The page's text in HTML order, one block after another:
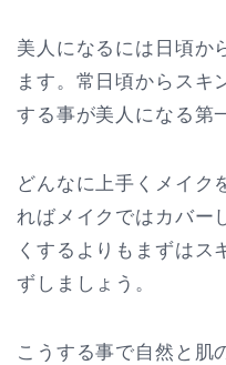
美人になるには日頃か
ます。常日頃からスキ
する事が美人になる第
どんなに上手くメイク
ればメイクではカバー
くするよりもまずはス
ずしましょう。
こうする事で自然と肌